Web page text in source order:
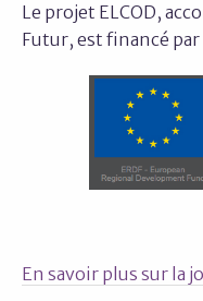
Le projet ELCOD,
Futur, est financé
En savoir plus sur la